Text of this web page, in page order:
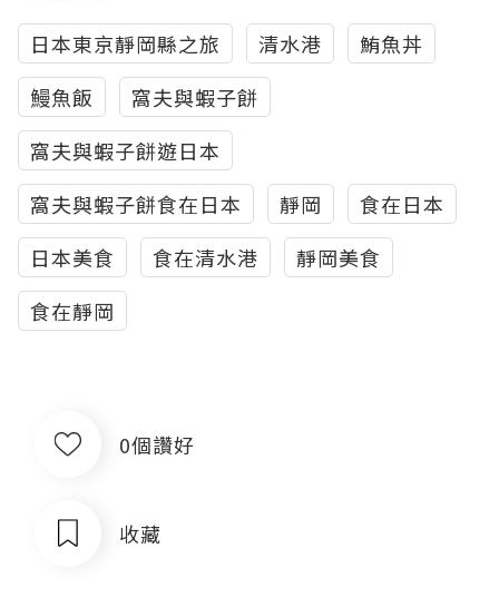
日本東京靜岡縣之旅 清水港
鮪魚丼
鰻魚飯
窩夫與蝦子餅
窩夫與蝦子餅遊日本
窩夫與蝦子餅食在日本
靜岡
食在日本
日本美食
食在清水港
靜岡美食
食在靜岡
0個讚好
收藏